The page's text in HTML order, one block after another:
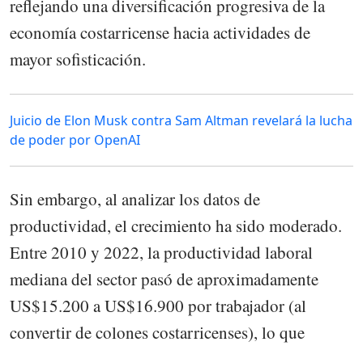
reflejando una diversificación progresiva de la
economía costarricense hacia actividades de
mayor sofisticación.
Juicio de Elon Musk contra Sam Altman revelará la lucha
de poder por OpenAI
Sin embargo, al analizar los datos de
productividad, el crecimiento ha sido moderado.
Entre 2010 y 2022, la productividad laboral
mediana del sector pasó de aproximadamente
US$15.200 a US$16.900 por trabajador (al
convertir de colones costarricenses), lo que